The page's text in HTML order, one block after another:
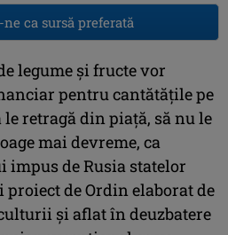
ne ca sursă preferată
legume şi fructe vor
pentru cantătăţile pe
retragă din piaţă, să nu le
mai devreme, ca
impus de Rusia statelor
de Ordin elaborat de
şi aflat în deuzbatere